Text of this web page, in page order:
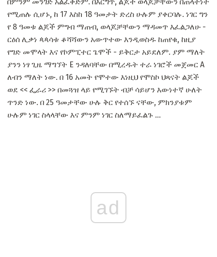
የሚጠሉ ሲሆኑ, ከ 17 እስከ 18 ዓመታት ድረስ ሁሉም ያቀርባሉ. ነገር ግን
የ 8 ዓመቱ ልጆች ምግብ ማጠብ, ወላጆቻቸውን ማዳመጥ እፈልጋለሁ -
ርዕሰ ሊቃነ ጳጳሳቱ ቆሻሻውን አውጥተው እንዲወስዱ ከጠየቁ, ከዚያ
የግድ መሞላት እና የኮምፒተር ጌሞች - ይቅርታ አይደለም. ያም ማለት
ያንን ነፃ ጊዜ ማግኘት E ንዳለባቸው በሚረዱት ተራ ነገሮች መጀመር A
ለብን ማለት ነው. በ 16 አመት የሞተው እነዚህ የሞስኮ ህጻናት ልጆች
ወደ << ፌራሪ >> በመጓዝ ላይ የሚገኙት ብቻ ሳይሆን እውነተኛ ሁለት
ጥንድ ነው. በ 25 ዓመታቸው ሁሉ ቅር የተሰኙ ናቸው, ምክንያቱም
ሁሉም ነገር ስላላቸው እና ምንም ነገር ስለማይፈልጉ ...
ad